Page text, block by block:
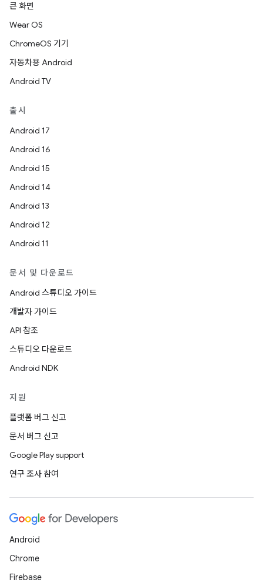
큰 화면
Wear OS
ChromeOS 기기
자동차용 Android
Android TV
출시
Android 17
Android 16
Android 15
Android 14
Android 13
Android 12
Android 11
문서 및 다운로드
Android 스튜디오 가이드
개발자 가이드
API 참조
스튜디오 다운로드
Android NDK
지원
플랫폼 버그 신고
문서 버그 신고
Google Play support
연구 조사 참여
Android
Chrome
Firebase